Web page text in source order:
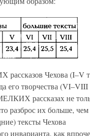
рассказов Чехова (I–V
его творчества (VI–VIII
рассказах не
разброс их больше, чем
тексты Чехова
как